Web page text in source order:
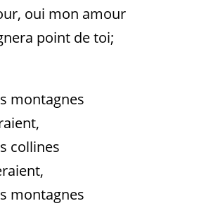
oui mon amour
point de toi;
montagnes
collines
montagnes